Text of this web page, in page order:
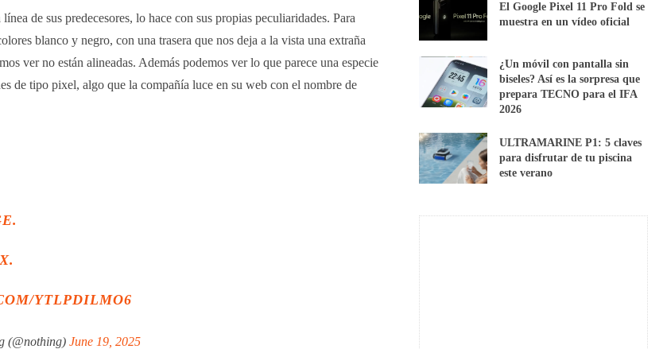
de sus predecesores, lo hace con sus propias peculiaridades. Para
blanco y negro, con una trasera que nos deja a la vista una extraña
ver no están alineadas. Además podemos ver lo que parece una especie
de tipo pixel, algo que la compañía luce en su web con el nombre de
YTLPDILMO6
(@nothing) June 19, 2025
El Google Pixel 11 Pro Fold se
muestra en un vídeo oficial
¿Un móvil con pantalla sin
biseles? Así es la sorpresa que
prepara TECNO para el IFA
2026
ULTRAMARINE P1: 5 claves
para disfrutar de tu piscina
este verano